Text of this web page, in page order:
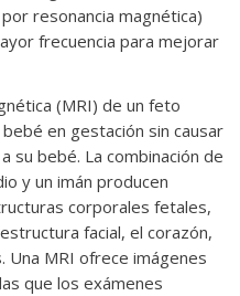
resonancia magnética)
frecuencia para mejorar
(MRI) de un feto
en gestación sin causar
su bebé. La combinación de
y un imán producen
corporales fetales,
facial, el corazón,
MRI ofrece imágenes
que los exámenes